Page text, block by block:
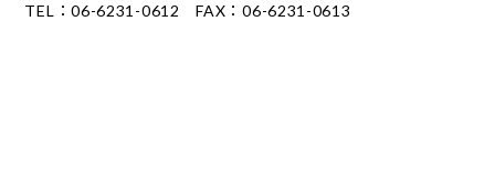
TEL：06-6231-0612 FAX：06-6231-0613